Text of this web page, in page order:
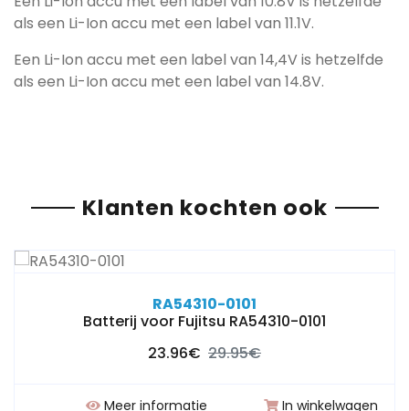
als een Li-Ion accu met een label van 11.1V.
Een Li-Ion accu met een label van 14,4V is hetzelfde
als een Li-Ion accu met een label van 14.8V.
Klanten kochten ook
RA54310-0101
Batterij voor Fujitsu RA54310-0101
23.96€ 29.95€
Meer informatie In winkelwagen